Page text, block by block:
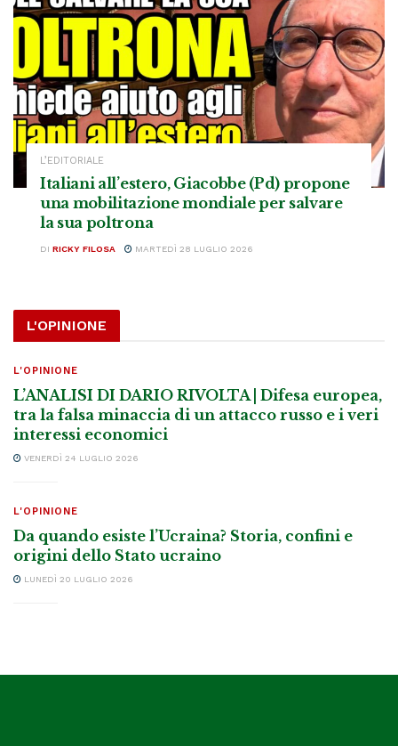
L’EDITORIALE
Italiani all’estero, Giacobbe (Pd) propone
una mobilitazione mondiale per salvare
L'OPINIONE
L'OPINIONE
L’ANALISI DI DARIO RIVOLTA | Difesa europea,
tra la falsa minaccia di un attacco russo e i veri
L'OPINIONE
Da quando esiste l’Ucraina? Storia, confini e